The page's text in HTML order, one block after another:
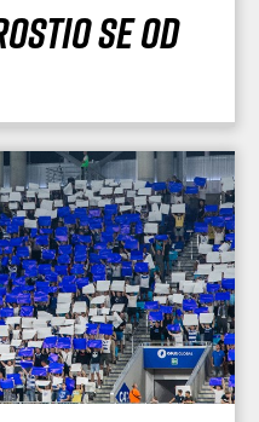
se od